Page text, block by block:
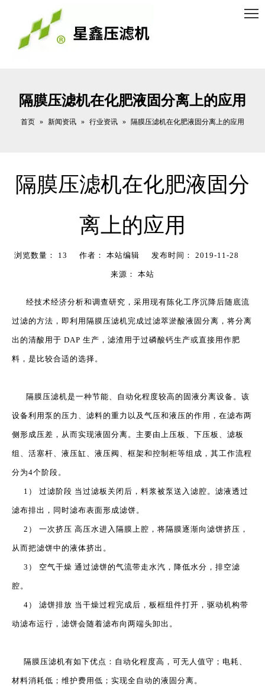
隔膜压滤机在化肥液固分离上的应用
首页 » 新闻资讯 » 行业资讯 » 隔膜压滤机在化肥液固分离上的应用
隔膜压滤机在化肥液固分
离上的应用
浏览数量： 13 作者： 本站编辑 发布时间： 2019-11-28
来源： 本站
["wechat","weibo","qzone","douban","email"]
经技术经济分析和调查研究，采用现有陈化工序沉降后随底流
过滤的方法，即利用 隔膜压滤机完成过滤萃淤酸液固分离，将分离
出的清酸用于 DAP 生产，滤渣用于过磷酸钙生产或直接用作肥
料，是比较合适的选择。
隔膜压滤机是一种节能、自动化程度较高的固液分离设备。该
设备利用泵的压力、滤料的重力以及气压和液压的作用，在滤布两
侧形成压差，从而实现液固分离。主要由上压板、下压板、滤板
组、活塞杆、液压缸、液压阀、框架和控制柜等组成，其工作流程
分为4个阶段。
1） 过滤阶段 当过滤板关闭后，料浆被泵送入滤腔。滤液透过
滤布排出，同时滤布表面形成滤饼。
2） 一次挤压 高压水进入隔膜上腔，将隔膜逐渐向滤饼挤压，
从而把滤饼中的液体挤出。
3） 空气干燥 通过滤饼的气流带走水汽，降低水分，排空滤
腔。
4） 滤饼排放 当干燥过程完成后，板框组件打开，驱动机构带
动滤布运行，滤饼会随着滤布向两端头卸出。
隔膜压滤机有如下优点：自动化程度高，可无人值守；电耗、
材料消耗低；维护费用低；实现全自动的液固分离。